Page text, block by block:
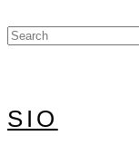
SIO